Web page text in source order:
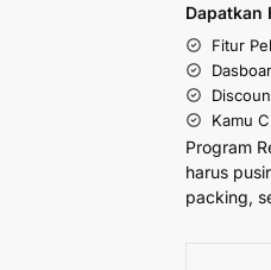
Dapatkan
Fitur
Kamu
Program
harus
packing,